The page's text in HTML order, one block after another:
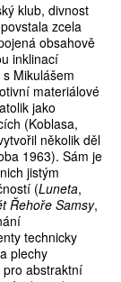
klub, divnost
zcela
obsahově
inklinací
Mikulášem
materiálové
jako
(Koblasa,
několik děl
1963). Sám je
jistým
(Luneta,
Řehoře Samsy,
technicky
plechy
abstraktní